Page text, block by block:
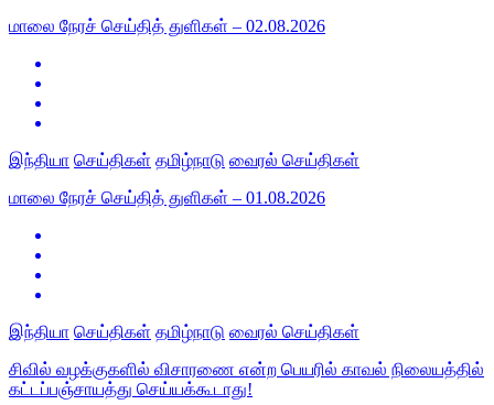
மாலை நேரச் செய்தித் துளிகள் – 02.08.2026
இந்தியா செய்திகள் தமிழ்நாடு வைரல் செய்திகள்
மாலை நேரச் செய்தித் துளிகள் – 01.08.2026
இந்தியா செய்திகள் தமிழ்நாடு வைரல் செய்திகள்
சிவில் வழக்குகளில் விசாரணை என்ற பெயரில் காவல் நிலையத்தில்
கட்டப்பஞ்சாயத்து செய்யக்கூடாது!